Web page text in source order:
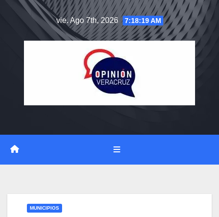
vie. Ago 7th, 2026 7:18:20 AM
MUNICIPIOS